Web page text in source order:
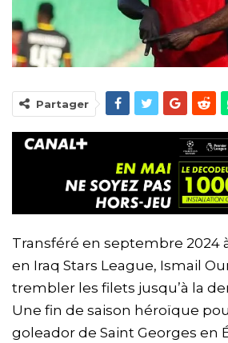
Partager
Transféré en septembre 2024
en Iraq Stars League, Ismail
trembler les filets jusqu’à la
Une fin de saison héroïque
goleador de Saint Georges en